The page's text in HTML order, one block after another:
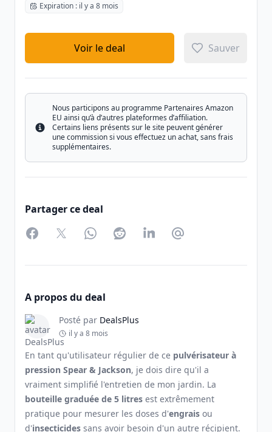
Expiration : il y a 8 mois
Voir le deal Sauver
Info
Nous participons au programme Partenaires Amazon
EU ainsi qu’à d’autres plateformes d’affiliation.
Certains liens présents sur le site peuvent générer
une commission si vous effectuez un achat, sans frais
supplémentaires.
Partager ce deal
FacebookTwitterWhatsAppRedditLinkedInPartager par Email
A propos du deal
Posté par DealsPlus
il y a 8 mois
En tant qu'utilisateur régulier de ce pulvérisateur à
pression Spear & Jackson, je dois dire qu'il a
vraiment simplifié l'entretien de mon jardin. La
bouteille graduée de 5 litres est extrêmement
pratique pour mesurer les doses d'engrais ou
d'insecticides sans avoir besoin d'un autre récipient.